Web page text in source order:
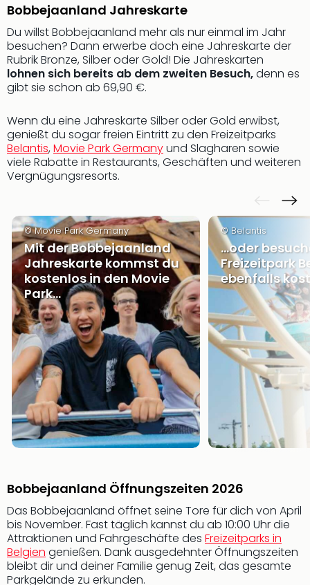
alle
&
Das
MJ
–
Bobbejaanland Jahreskarte
Du willst Bobbejaanland mehr als nur einmal im Jahr
besuchen? Dann erwerbe doch eine Jahreskarte der
Rubrik Bronze, Silber oder Gold! Die Jahreskarten
lohnen sich bereits ab dem zweiten Besuch,denn es
gibt sie schon ab 69,90 €.
Wenn du eine Jahreskarte Silber oder Gold erwibst,
genießt du sogar freien Eintritt zu den Freizeitparks
Belantis,Movie Park Germanyund Slagharen sowie
viele Rabatte in Restaurants, Geschäften und weiteren
Vergnügungsresorts.
© Movie Park Germany
Mit der Bobbejaanland
Jahreskarte kommst du
kostenlos in den Movie
Park...
© Belantis
...oder
Freizeitpark
ebenfalls
Bobbejaanland Öffnungszeiten 2026
Das Bobbejaanland öffnet seine Tore für dich von April
bis November. Fast täglich kannst du ab 10:00 Uhr die
Attraktionen und Fahrgeschäfte des Freizeitparks in
Belgien genießen. Dank ausgedehnter Öffnungszeiten
bleibt dir und deiner Familie genug Zeit, das gesamte
Parkgelände zu erkunden.